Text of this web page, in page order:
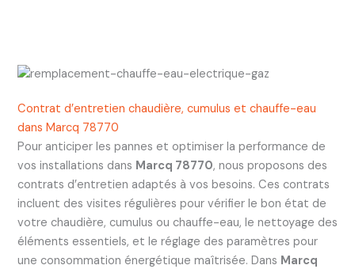
Contrat d’entretien chaudière, cumulus et chauffe-eau
dans Marcq 78770
Pour anticiper les pannes et optimiser la performance de
vos installations dans Marcq 78770, nous proposons des
contrats d’entretien adaptés à vos besoins. Ces contrats
incluent des visites régulières pour vérifier le bon état de
votre chaudière, cumulus ou chauffe-eau, le nettoyage des
éléments essentiels, et le réglage des paramètres pour
une consommation énergétique maîtrisée. Dans Marcq